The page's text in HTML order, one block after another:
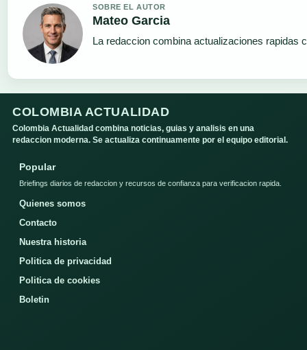
SOBRE EL AUTOR
Mateo Garcia
La redaccion combina actualizaciones rapidas
COLOMBIA ACTUALIDAD
Colombia Actualidad combina noticias, guias y analisis en una
redaccion moderna. Se actualiza continuamente por el equipo editorial.
Popular
Briefings diarios de redaccion y recursos de confianza para verificacion rapida.
Quienes somos
Contacto
Nuestra historia
Politica de privacidad
Politica de cookies
Boletin